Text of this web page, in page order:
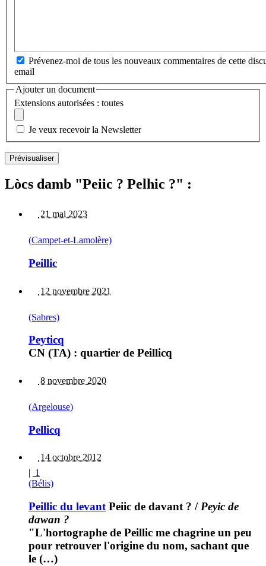
Prévenez-moi de tous les nouveaux commentaires de cette
email
Ajouter un document
Extensions autorisées : toutes
Je veux recevoir la Newsletter
Lòcs damb "Peiic ? Pelhic ?" :
21 mai 2023
(Campet-et-Lamolère)
Peillic
12 novembre 2021
(Sabres)
Peyticq
CN (TA) : quartier de Peillicq
8 novembre 2020
(Argelouse)
Pellicq
14 octobre 2012
| 1
(Bélis)
Peillic du levant Peiic de davant ? / Peyic de
dawan ?
"L'hortographe de Peillic me chagrine un peu
pour retrouver l'origine du nom, sachant que
le (…)